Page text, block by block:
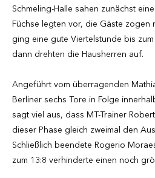
Schmeling-Halle sahen zunächst
Füchse legten vor, die Gäste zogen
ging eine gute Viertelstunde bis
dann drehten die Hausherren auf.
Angeführt vom überragenden
Berliner sechs Tore in Folge
sagt viel aus, dass MT-Trainer
dieser Phase gleich zweimal den
Schließlich beendete Rogerio
zum 13:8 verhinderte einen noch